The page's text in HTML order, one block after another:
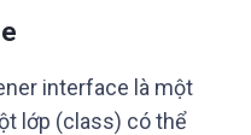
interface là một
lớp (class) có thể